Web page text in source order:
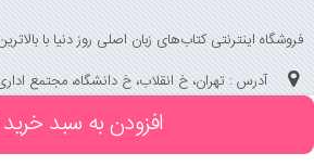
افزودن به سبد خرید
فروشگاه اینترنتی کتاب‌های زبان اصلی روز دنیا با
آدرس : تهران، خ انقلاب، خ دانشگاه، مجتمع اداری
تماس حاصل فرمایید)